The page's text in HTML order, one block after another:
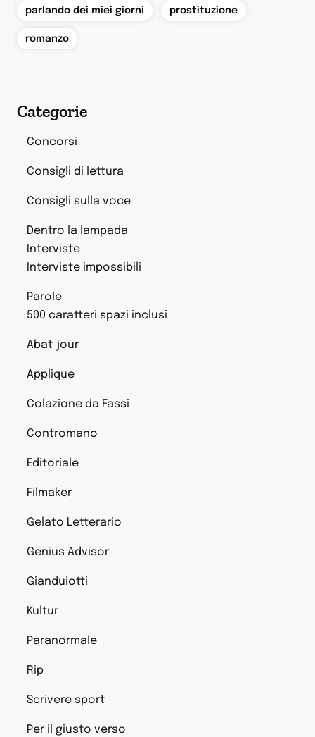
parlando dei miei giorni prostituzione
romanzo
Categorie
Concorsi
Consigli di lettura
Consigli sulla voce
Dentro la lampada
Interviste
Interviste impossibili
Parole
500 caratteri spazi inclusi
Abat-jour
Applique
Colazione da Fassi
Contromano
Editoriale
Filmaker
Gelato Letterario
Genius Advisor
Gianduiotti
Kultur
Paranormale
Rip
Scrivere sport
Per il giusto verso